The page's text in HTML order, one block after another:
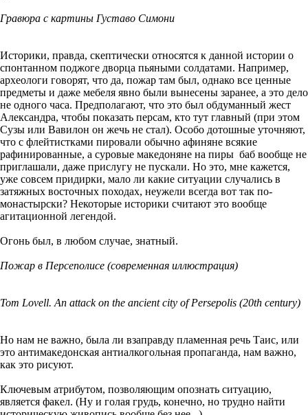
Гравюра с картины Густаво Симони
Историки, правда, скептически относятся к данной истории о
спонтанном поджоге дворца пьяными солдатами. Например,
археологи говорят, что да, пожар там был, однако все ценные
предметы и даже мебеля явно были вынесены заранее, а это дело
не одного часа. Предполагают, что это был обдуманный жест
Александра, чтобы показать персам, кто тут главный (при этом
Сузы или Вавилон он жечь не стал). Особо дотошные уточняют,
что с флейтистками пировали обычно афиняне всякие
рафинированные, а суровые македоняне на пиры баб вообще не
приглашали, даже прислугу не пускали. Но это, мне кажется,
уже совсем придирки, мало ли какие ситуации случались в
затяжных восточных походах, неужели всегда вот так по-
монастырски? Некоторые историки считают это вообще
агитационной легендой.
Огонь был, в любом случае, знатный.
Пожар в Персеполисе (современная иллюстрация)
Tom Lovell. An attack on the ancient city of Persepolis (20th century)
Но нам не важно, была ли взаправду пламенная речь Таис, или
это антимакедонская антиалкогольная пропаганда, нам важно,
как это рисуют.
Ключевым атрибутом, позволяющим опознать ситуацию,
является факел. (Ну и голая грудь, конечно, но трудно найти